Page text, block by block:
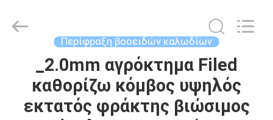
ΠΡΟΪΌΝΤΑ
Products
Co.,Ltd.
Περίφραξη βοοειδών καλωδίων
_2.0mm αγρόκτημα Filed
καθορίζω κόμβος υψηλός
εκτατός φράκτης βιώσιμος